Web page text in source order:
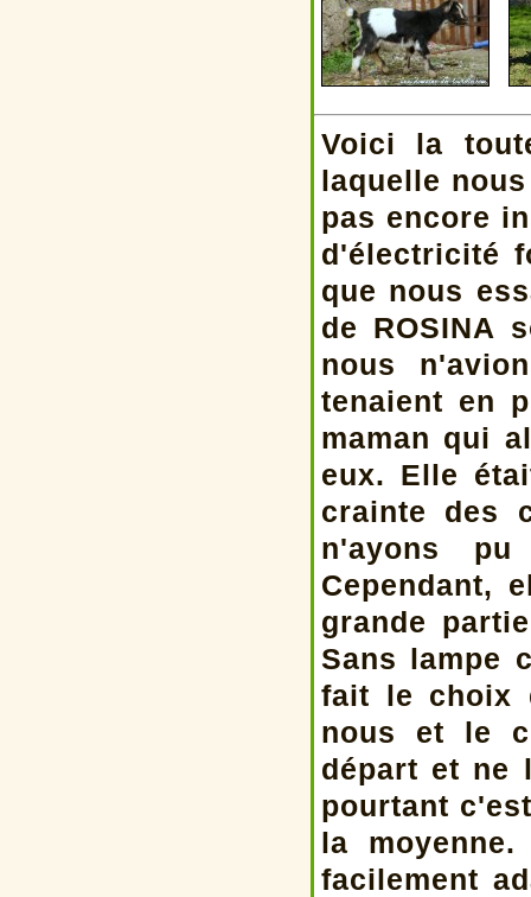
Voici la
laquelle
pas encore
d'électricité
que nous
de ROSINA
nous
tenaient en
maman qui
eux. Elle
crainte des
n'ayons pu
Cependant,
grande
Sans lampe
fait le choix
nous et le
départ et ne
pourtant
la moyenne.
facilement